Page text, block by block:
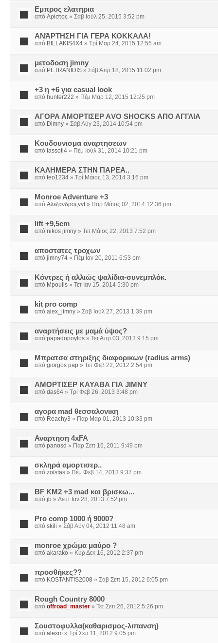
Εμπρος ελατηρια
από Αρίστος » Σάβ Ιούλ 25, 2015 3:52 pm
ΑΝΆΡΤΗΣΗ ΓΙΑ ΓΕΡΑ ΚΟΚΚΑΛΑ!
από BILLAKIS4X4 » Τρί Μαρ 24, 2015 12:55 am
μετοδοση jimny
από PETRANIDIS » Σάβ Απρ 18, 2015 11:02 pm
+3 η +6 για casual look
από hunter222 » Πέμ Μαρ 12, 2015 12:25 pm
ΑΓΟΡΑ ΑΜΟΡΤΙΣΕΡ ΑVO SHOCKS ΑΠΟ ΑΓΓΛΙΑ
από Dimny » Σάβ Αύγ 23, 2014 10:54 pm
Κουδουνισμα αναρτησεων
από tassoti4 » Πέμ Ιούλ 31, 2014 10:21 pm
ΚΑΛΗΜΕΡΑ ΣΤΗΝ ΠΑΡΕΑ..
από teo1234 » Τρί Μάιος 13, 2014 3:16 pm
Monroe Adventure +3
από Αλεξανδροςvvt» Παρ Μάιος 02, 2014 12:36 pm
lift +9,5cm
από nikos jimny » Τετ Μάιος 22, 2013 7:52 pm
αποστατες τροχων
από jimny74 » Πέμ Ιαν 20, 2011 6:53 pm
Κόντρες ή αλλιώς ψαλίδια-συνεμπλόκ.
από Mpoulis » Τετ Ιαν 15, 2014 5:30 pm
kit pro comp
από alex_jimny » Σάβ Ιούλ 27, 2013 1:39 pm
αναρτήσεις με μαμά ύψος?
από papadopoylos » Τετ Απρ 03, 2013 9:15 pm
Μπρατσα στηριξης διαφορικων (radius arms)
από giorgos pap » Τετ Φεβ 22, 2012 2:54 pm
ΑΜΟΡΤΙΣΕΡ KAYABA ΓΙΑ JIMNY
από das64 » Τρί Φεβ 26, 2013 3:48 pm
αγορα mad θεσσαλονικη
από Reachy3 » Παρ Μαρ 01, 2013 10:33 pm
Αναρτηση 4xFA
από panosd » Παρ Σεπ 16, 2011 9:49 pm
σκληρά αμορτισερ..
από zoistas » Πέμ Φεβ 14, 2013 9:37 pm
BF KM2 +3 mad και βρισκω...
από jb » Δευτ Ιαν 28, 2013 7:52 pm
Pro comp 1000 ή 9000?
από skili » Σάβ Αύγ 04, 2012 11:48 am
monroe χρώμα μαύρο ?
από akarako » Κυρ Δεκ 16, 2012 2:37 pm
προσθήκες??
από KOSTANTIS2008 » Σάβ Σεπ 15, 2012 6:05 pm
Rough Country 8000
από offroad_master » Τετ Σεπ 26, 2012 5:26 pm
Σουστοφυλλα(καθαρισμος-λιπανση)
από alexm » Τρί Σεπ 11, 2012 9:05 pm